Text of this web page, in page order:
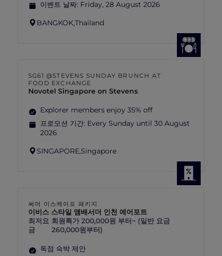
이벤트 날짜: Friday, 28 August 2026
BANGKOK,Thailand
SG61 @STEVENS SUNDAY BRUNCH AT
FOOD EXCHANGE
Novotel Singapore on Stevens
Explorer members enjoy 35% off
프로모션 기간: Every Sunday until 30 August
2026
SINGAPORE,Singapore
써머 이스케이프 패키지
이비스 스타일 앰배서더 인천 에어포트
최저요
금
회원특가 200,000원 부터~ (일반 요금
260,000원부터)
독점 숙박 제안